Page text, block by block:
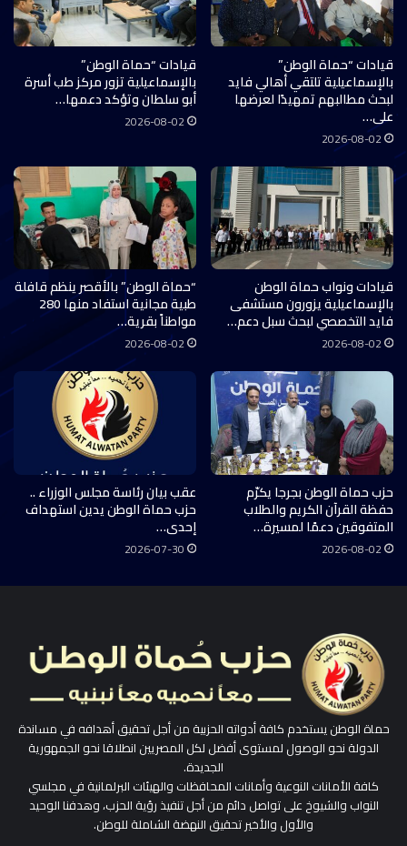
قيادات “حماة الوطن”
بالإسماعيلية تلتقي أهالي فايد
لبحث مطالبهم تمهيدًا لعرضها
على…
2026-08-02
قيادات “حماة الوطن”
بالإسماعيلية تزور مركز طب أسرة
أبو سلطان وتؤكد دعمها…
2026-08-02
قيادات ونواب حماة الوطن
بالإسماعيلية يزورون مستشفى
فايد التخصصي لبحث سبل دعم…
2026-08-02
“حماة الوطن” بالأقصر ينظم قافلة
طبية مجانية استفاد منها 280
مواطناً بقرية…
2026-08-02
حزب حماة الوطن بجرجا يكرّم
حفظة القرآن الكريم والطلاب
المتفوقين دعمًا لمسيرة…
2026-08-02
عقب بيان رئاسة مجلس الوزراء ..
حزب حماة الوطن يدين استهداف
إحدى…
2026-07-30
حماة الوطن يستخدم كافة أدواته الحزبية من أجل تحقيق أهدافه في مساندة
الدولة نحو الوصول لمستوى أفضل لكل المصريين انطلاقا نحو الجمهورية
الجديدة.
كافة الأمانات النوعية وأمانات المحافظات والهيئات البرلمانية في مجلسي
النواب والشيوخ على تواصل دائم من أجل تنفيذ رؤية الحزب، وهدفنا الوحيد
والأول والأخير تحقيق النهضة الشاملة للوطن.